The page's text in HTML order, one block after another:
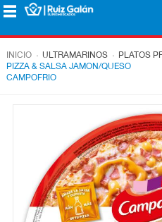
Saltar al contenido
CORPORATIVO
MERIENDA
INICIO . ULTRAMARINOS . PLATOS
PIZZA & SALSA JAMON/QUESO
CAMPOFRIO